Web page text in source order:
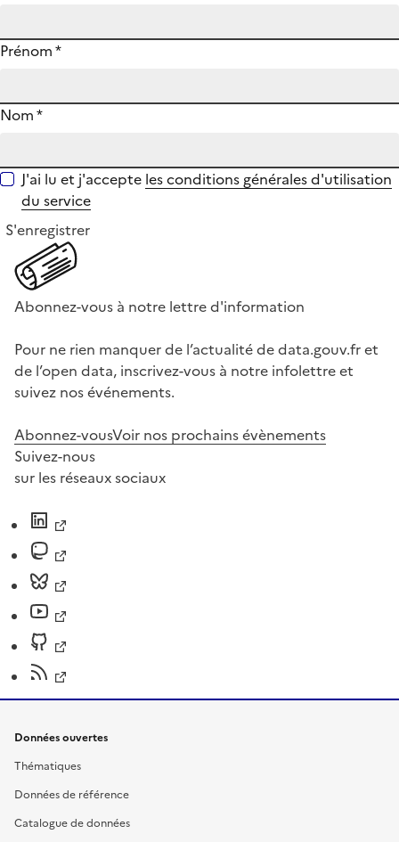
Prénom*
Nom*
J'ai lu et j'accepte les conditions générales d'utilisation
du service
S'enregistrer
Abonnez-vous à notre lettre d'information
Pour ne rien manquer de l’actualité de data.gouv.fr et
de l’open data, inscrivez-vous à notre infolettre et
suivez nos événements.
Abonnez-vousVoir nos prochains évènements
Suivez-nous
sur les réseaux sociaux
Données ouvertes
Thématiques
Données de référence
Catalogue de données